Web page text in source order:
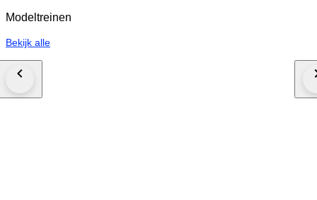
Modeltreinen
Bekijk alle